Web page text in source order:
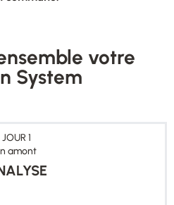
votre
System
JOUR 1
amont